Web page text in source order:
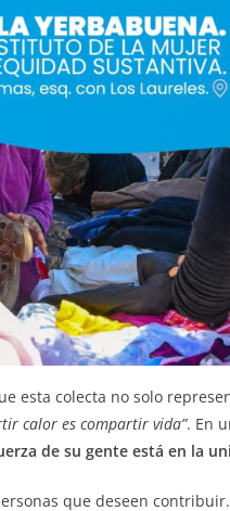
esta colecta no solo
calor es compartir vida”. En
de su gente está en la
que deseen